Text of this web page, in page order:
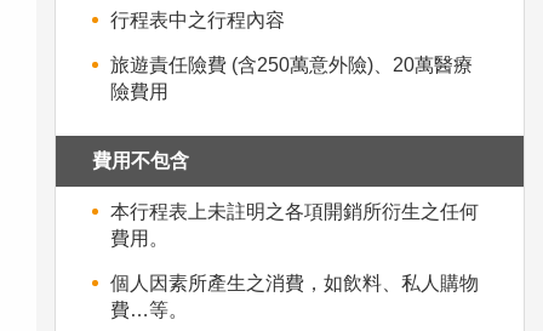
行程表中之行程內容
旅遊責任險費 (含250萬意外險)、20萬醫療
險費用
費用不包含
本行程表上未註明之各項開銷所衍生之任何
費用。
個人因素所產生之消費，如飲料、私人購物
費…等。